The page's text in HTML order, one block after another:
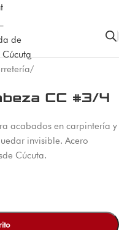
/
CC #3/4
acabados en carpintería y
invisible. Acero
Cúcuta.